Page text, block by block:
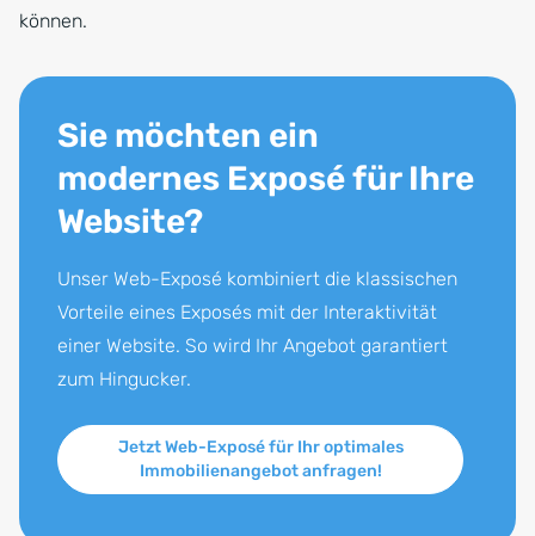
können.
Sie möchten ein
modernes Exposé für Ihre
Website?
Unser Web-Exposé kombiniert die klassischen
Vorteile eines Exposés mit der Interaktivität
einer Website. So wird Ihr Angebot garantiert
zum Hingucker.
Jetzt Web-Exposé für Ihr optimales
Immobilienangebot anfragen!